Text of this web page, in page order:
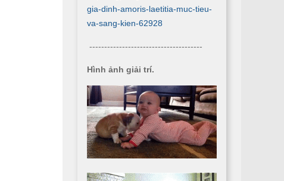
gia-dinh-amoris-laetitia-muc-tieu-
va-sang-kien-62928
--------------------------------------
Hình ảnh giải trí.